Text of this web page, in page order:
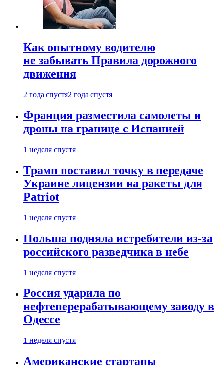
Как опытному водителю
не забывать Правила дорожного
движения
2 года спустя2 года спустя
Франция разместила самолеты и
дроны на границе с Испанией
1 неделя спустя
Трамп поставил точку в передаче
Украине лицензии на ракеты для
Patriot
1 неделя спустя
Польша подняла истребители из-за
российского разведчика в небе
1 неделя спустя
Россия ударила по
нефтеперерабатывающему заводу в
Одессе
1 неделя спустя
Американские стартапы